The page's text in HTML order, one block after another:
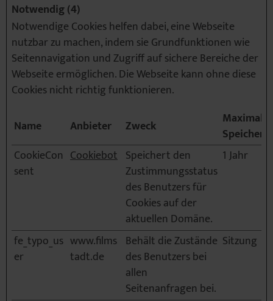
Notwendig (4)
Notwendige Cookies helfen dabei, eine Webseite
nutzbar zu machen, indem sie Grundfunktionen wie
Seitennavigation und Zugriff auf sichere Bereiche der
Webseite ermöglichen. Die Webseite kann ohne diese
Cookies nicht richtig funktionieren.
Name
Anbieter Zweck
Maximale
CookieCon
sent
Cookiebot Speichert den
Zustimmungsstatus
des Benutzers für
Cookies auf der
aktuellen Domäne.
1 Jahr
fe_typo_us
er
www.films
tadt.de
Behält die Zustände
des Benutzers bei
allen
Seitenanfragen bei.
Sitzung